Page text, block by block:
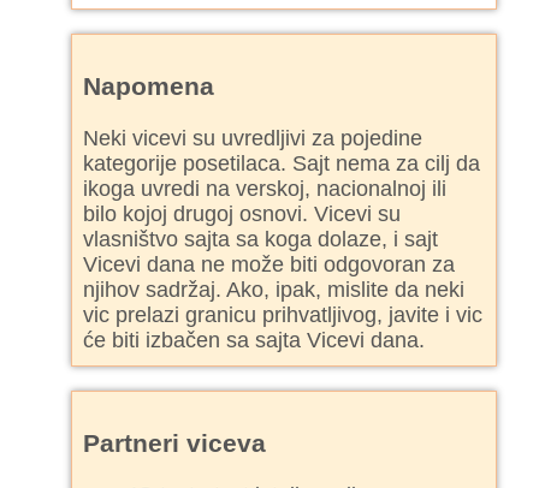
Napomena
Neki vicevi su uvredljivi za pojedine
kategorije posetilaca. Sajt nema za cilj da
ikoga uvredi na verskoj, nacionalnoj ili
bilo kojoj drugoj osnovi. Vicevi su
vlasništvo sajta sa koga dolaze, i sajt
Vicevi dana ne može biti odgovoran za
njihov sadržaj. Ako, ipak, mislite da neki
vic prelazi granicu prihvatljivog, javite i vic
će biti izbačen sa sajta Vicevi dana.
Partneri viceva